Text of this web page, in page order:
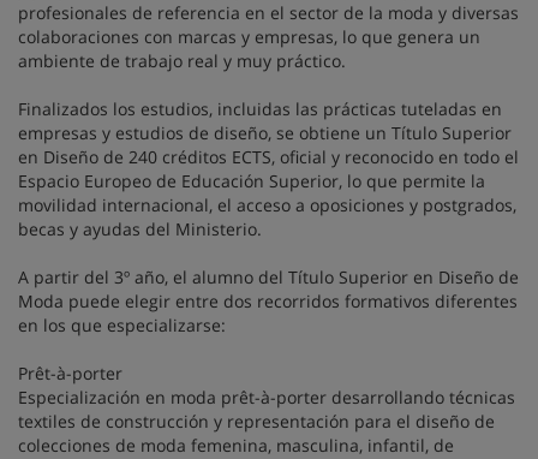
profesionales de referencia en el sector de la moda y diversas
colaboraciones con marcas y empresas, lo que genera un
ambiente de trabajo real y muy práctico.
Finalizados los estudios, incluidas las prácticas tuteladas en
empresas y estudios de diseño, se obtiene un Título Superior
en Diseño de 240 créditos ECTS, oficial y reconocido en todo el
Espacio Europeo de Educación Superior, lo que permite la
movilidad internacional, el acceso a oposiciones y postgrados,
becas y ayudas del Ministerio.
A partir del 3º año, el alumno del Título Superior en Diseño de
Moda puede elegir entre dos recorridos formativos diferentes
en los que especializarse:
Prêt-à-porter
Especialización en moda prêt-à-porter desarrollando técnicas
textiles de construcción y representación para el diseño de
colecciones de moda femenina, masculina, infantil, de